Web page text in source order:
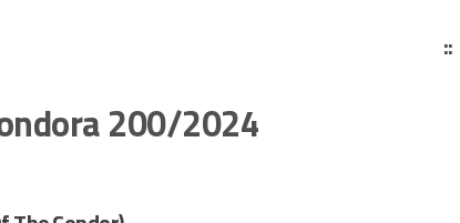
200/2024